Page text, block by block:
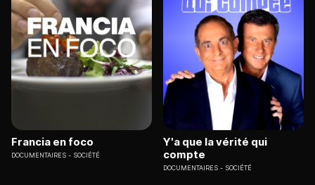
Francia en foco
DOCUMENTAIRES SOCIÉTÉ
Y'a que la vérité qui
compte
DOCUMENTAIRES SOCIÉTÉ